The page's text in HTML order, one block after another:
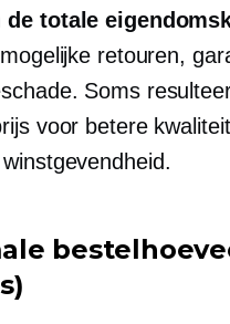
de totale
retouren,
Soms
voor betere